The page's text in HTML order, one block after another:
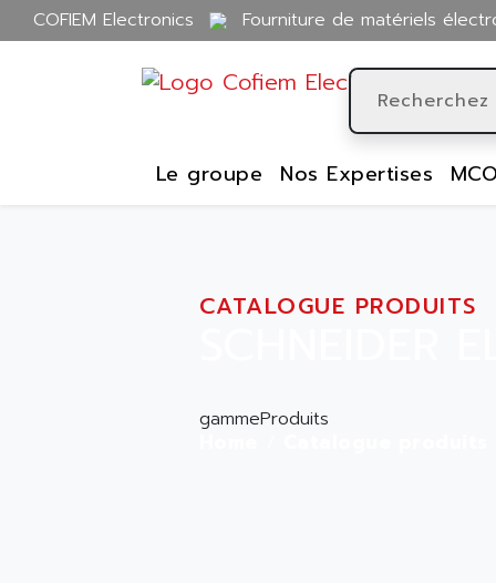
COFIEM Electronics Fourniture de matériels
Le groupe Nos Expertises
CATALOGUE PRODUITS
gammeProduits